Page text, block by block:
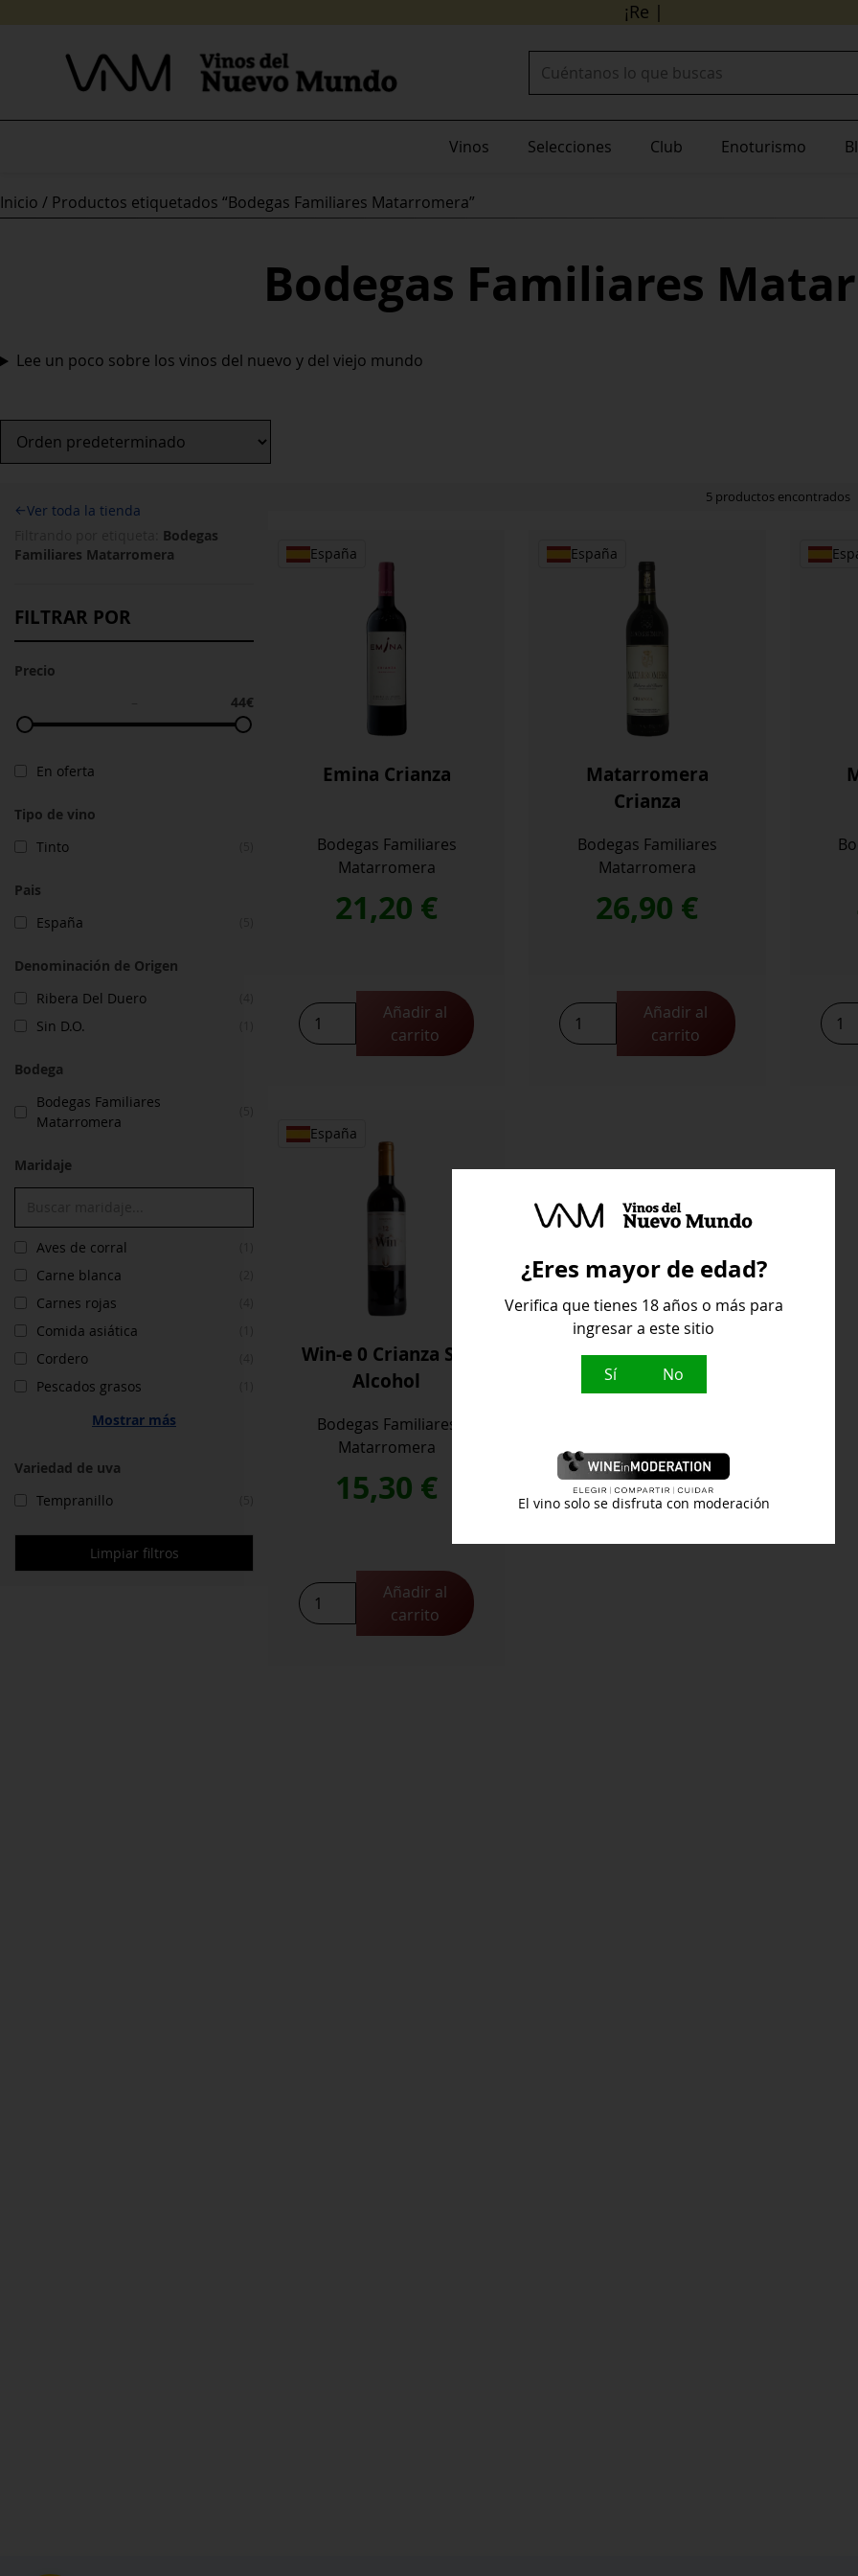
¡Recibe tu pedido en
Vinos Selecciones Club Enoturismo
Inicio / Productos etiquetados “Bodegas Familiares Matarromera”
Bodegas Familiares
Lee un poco sobre los vinos del nuevo y del viejo mundo
5 productos encontrados
España
Emina Crianza
Bodegas Familiares
Matarromera
21,20 €
Emina
Crianza
cantidad
Añadir al
carrito
España
Matarromera
Crianza
Bodegas Familiares
Matarromera
26,90 €
Matarromera
Crianza
cantidad
Añadir al
carrito
España
Win-e 0 Crianza Sin
Alcohol
Bodegas Familiares
Matarromera
15,30 €
Win-
e
Añadir al
carrito
←Ver toda la tienda
Bodegas
Familiares Matarromera
FILTRAR POR
Precio
44€
En oferta
Tipo de vino
Tinto
Pais
España
Denominación de Origen
Ribera Del Duero
Sin D.O.
Bodega
Bodegas Familiares
Matarromera
Maridaje
Aves de corral
Carne blanca
Carnes rojas
Comida asiática
Cordero
Pescados grasos
Mostrar más
Variedad de uva
Tempranillo
Limpiar filtros
¿Eres mayor de edad?
Verifica que tienes 18 años o más para
ingresar a este sitio
Sí No
El vino solo se disfruta con moderación